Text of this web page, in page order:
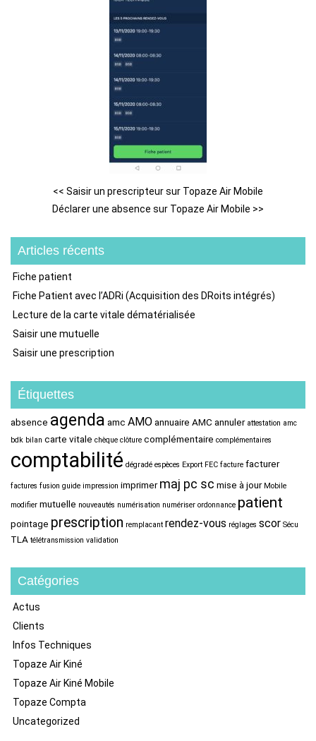
<< Saisir un prescripteur sur Topaze Air Mobile
Déclarer une absence sur Topaze Air Mobile >>
Articles récents
Fiche patient
Fiche Patient avec l’ADRi (Acquisition des DRoits intégrés)
Lecture de la carte vitale dématérialisée
Saisir une mutuelle
Saisir une prescription
Étiquettes
absence agenda amc AMOannuaire AMC annuler attestation amc
bdk bilan carte vitale chèque clôture complémentaire complémentaires
comptabilité dégradé espèces Export FEC facture facturer
factures fusion guide impression imprimer maj pc sc mise à jour Mobile
modifier mutuelle nouveautés numérisation numériser ordonnance patient
pointage prescription remplacant rendez-vous réglages scor Sécu
TLA télétransmission validation
Catégories
Actus
Clients
Infos Techniques
Topaze Air Kiné
Topaze Air Kiné Mobile
Topaze Compta
Uncategorized